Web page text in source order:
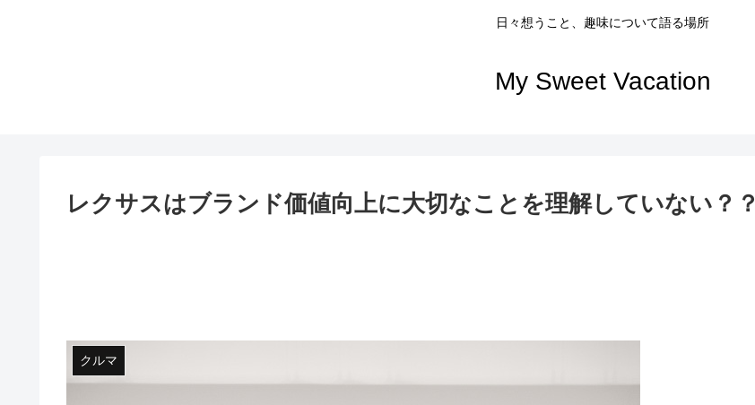
日々想うこと、趣味について語る場所
My Sweet Vacation
レクサスはブランド価値向上に大切なことを理解していない？？
クルマ